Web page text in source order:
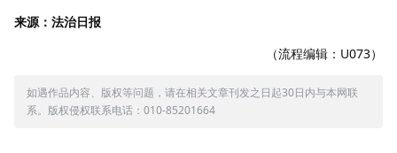
来源：法治日报
（流程编辑：U073）
如遇作品内容、版权等问题，请在相关文章刊发之日起30日内与本网联
系。版权侵权联系电话：010-85201664